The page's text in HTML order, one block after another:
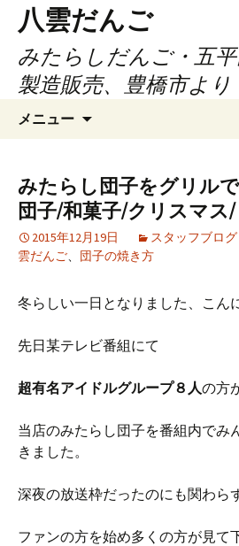
ツ
ス
八雲だんご
みたらしだんご・五
製造販売、豊橋市より
メニュー
みたらし団子をグリル
団子/和菓子/クリスマス/
2015年12月19日 スタッフブログ
雲だんご、 団子の焼き方
冬らしい一日となりました、こん
先日某テレビ番組にて
超有名アイドルグループ８人の方
当店のみたらし団子を番組内でみ
きました。
深夜の放送枠だったのにも関わらず
ファンの方を始め多くの方が見て